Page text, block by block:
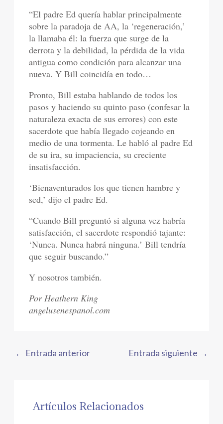
“El padre Ed quería hablar principalmente
sobre la paradoja de AA, la ‘regeneración,’
la llamaba él: la fuerza que surge de la
derrota y la debilidad, la pérdida de la vida
antigua como condición para alcanzar una
nueva. Y Bill coincidía en todo…
Pronto, Bill estaba hablando de todos los
pasos y haciendo su quinto paso (confesar la
naturaleza exacta de sus errores) con este
sacerdote que había llegado cojeando en
medio de una tormenta. Le habló al padre Ed
de su ira, su impaciencia, su creciente
insatisfacción.
‘Bienaventurados los que tienen hambre y
sed,’ dijo el padre Ed.
“Cuando Bill preguntó si alguna vez habría
satisfacción, el sacerdote respondió tajante:
‘Nunca. Nunca habrá ninguna.’ Bill tendría
que seguir buscando.”
Y nosotros también.
Por Heathern King
angelusenespanol.com
← Entrada anterior Entrada siguiente →
Artículos Relacionados